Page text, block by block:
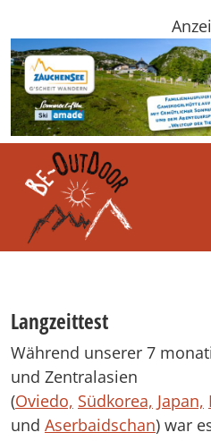
Langzeittest
Während unserer 7
und Zentralasien
(Oviedo, Südkorea, Japan,
und Aserbaidschan) war